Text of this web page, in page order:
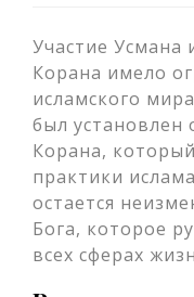
Участие Усмана
Корана имело
исламского
был установлен
Корана,
практики
остается
Бога, которое
всех сферах